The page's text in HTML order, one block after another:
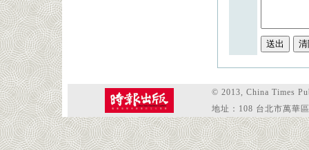
© 2013, China Times
地址：108 台北市萬華